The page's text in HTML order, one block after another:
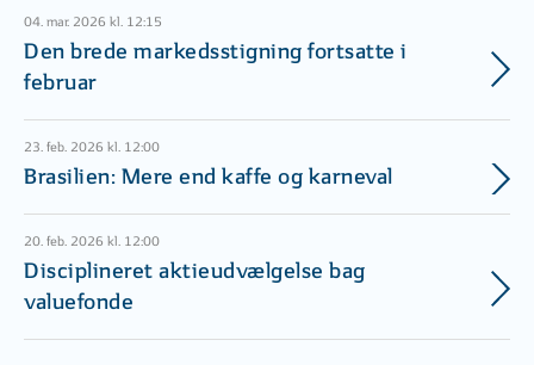
04. mar. 2026 kl. 12:15
Den brede markedsstigning fortsatte i
februar
23. feb. 2026 kl. 12:00
Brasilien: Mere end kaffe og karneval
20. feb. 2026 kl. 12:00
Disciplineret aktieudvælgelse bag
valuefonde